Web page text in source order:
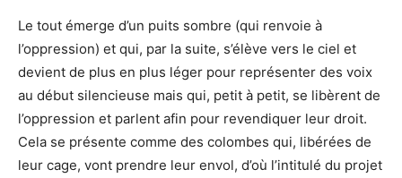
Le tout émerge d’un puits sombre (qui renvoie à
l’oppression) et qui, par la suite, s’élève vers le ciel et
devient de plus en plus léger pour représenter des voix
au début silencieuse mais qui, petit à petit, se libèrent de
l’oppression et parlent afin pour revendiquer leur droit.
Cela se présente comme des colombes qui, libérées de
leur cage, vont prendre leur envol, d’où l’intitulé du projet